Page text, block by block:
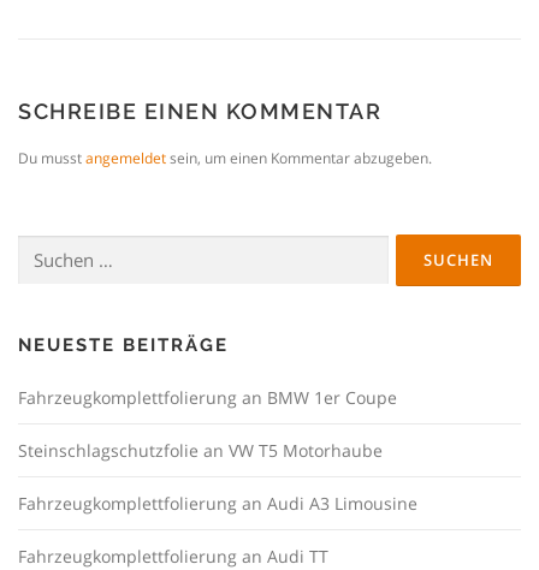
SCHREIBE EINEN KOMMENTAR
Du musstangemeldetsein, um einen Kommentar abzugeben.
nach:
NEUESTE BEITRÄGE
Fahrzeugkomplettfolierung an BMW 1er Coupe
Steinschlagschutzfolie an VW T5 Motorhaube
Fahrzeugkomplettfolierung an Audi A3 Limousine
Fahrzeugkomplettfolierung an Audi TT